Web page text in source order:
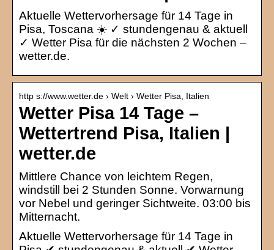
Aktuelle Wettervorhersage für 14 Tage in
Pisa, Toscana ☀️ ✓ stundengenau & aktuell
✓ Wetter Pisa für die nächsten 2 Wochen –
wetter.de.
http s://www.wetter.de › Welt › Wetter Pisa, Italien
Wetter Pisa 14 Tage –
Wettertrend Pisa, Italien |
wetter.de
Mittlere Chance von leichtem Regen,
windstill bei 2 Stunden Sonne. Vorwarnung
vor Nebel und geringer Sichtweite. 03:00 bis
Mitternacht.
Aktuelle Wettervorhersage für 14 Tage in